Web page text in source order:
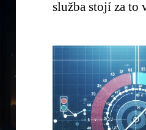
služba stojí za to